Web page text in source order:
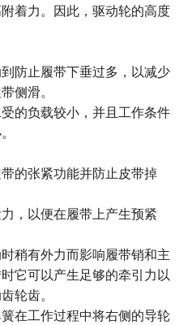
着力。因此，驱动轮的高度
防止履带下垂过多，以减少
侧滑。
的负载较小，并且工作条件
的张紧功能并防止皮带掉
，以便在履带上产生预紧
稍有外力而影响履带销和主
它可以产生足够的牵引力以
轮齿。
在工作过程中将右侧的导轮